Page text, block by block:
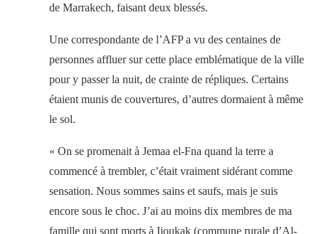
de Marrakech, faisant deux blessés.
Une correspondante de l’AFP a vu des centaines de
personnes affluer sur cette place emblématique de la ville
pour y passer la nuit, de crainte de répliques. Certains
étaient munis de couvertures, d’autres dormaient à même
le sol.
« On se promenait à Jemaa el-Fna quand la terre a
commencé à trembler, c’était vraiment sidérant comme
sensation. Nous sommes sains et saufs, mais je suis
encore sous le choc. J’ai au moins dix membres de ma
famille qui sont morts à Ijoukak (commune rurale d’Al-